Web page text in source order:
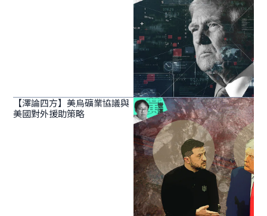
【澤論四方】美烏礦業協議與
美國對外援助策略